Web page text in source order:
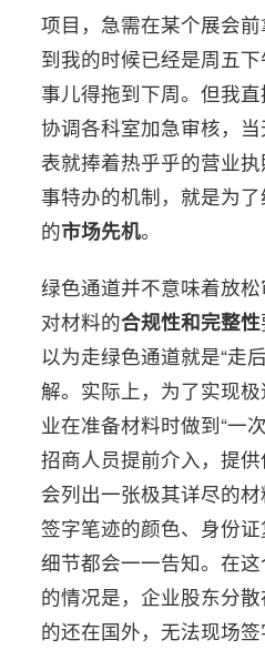
项目，急需在某个展会
到我的时候已经是周五
事儿得拖到下周。但我直
协调各科室加急审核，
表就捧着热乎乎的营业
事特办的机制，就是为
的市场先机。
绿色通道并不意味着放
对材料的合规性和完整性
以为走绿色通道就是“走
解。实际上，为了实现
业在准备材料时做到“一
招商人员提前介入，提
会列出一张极其详尽的
签字笔迹的颜色、身份
细节都会一一告知。在
的情况是，企业股东分
的还在国外，无法现场